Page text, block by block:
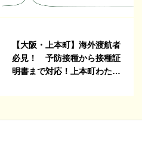
【大阪・上本町】海外渡航者
必見！ 予防接種から接種証
明書まで対応！上本町わたな
📞06-6772-0075